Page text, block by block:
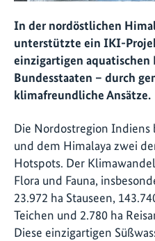
In der nordöstlichen
unterstützte ein IKI-
einzigartigen
Bundesstaaten – durch
klimafreundliche Ansätze.
Die Nordostregion
und dem Himalaya zwei
Hotspots. Der
Flora und Fauna,
23.972 ha Stauseen,
Teichen und 2.780 ha
Diese einzigartigen